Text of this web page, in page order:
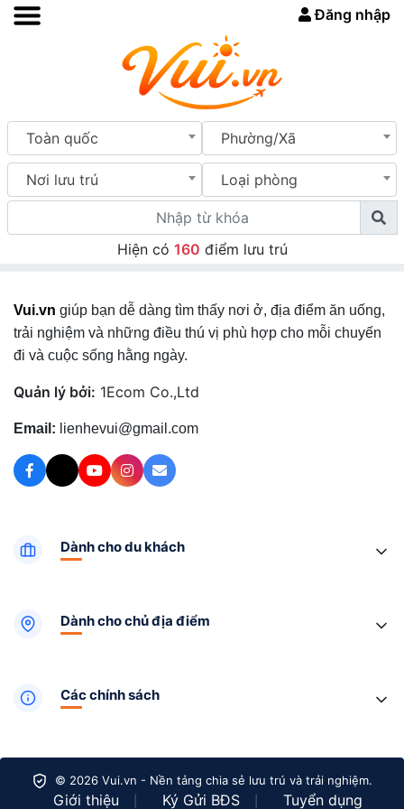
Đăng nhập
Toàn quốc Phường/Xã
Nơi lưu trú Loại phòng
Hiện có 160 điểm lưu trú
Vui.vn giúp bạn dễ dàng tìm thấy nơi ở, địa điểm ăn uống,
trải nghiệm và những điều thú vị phù hợp cho mỗi chuyến
đi và cuộc sống hằng ngày.
Quản lý bởi: 1Ecom Co.,Ltd
Email: lienhevui@gmail.com
Dành cho du khách
Dành cho chủ địa điểm
Các chính sách
© 2026 Vui.vn - Nền tảng chia sẻ lưu trú và trải nghiệm.
Giới thiệu Ký Gửi BĐS Tuyển dụng